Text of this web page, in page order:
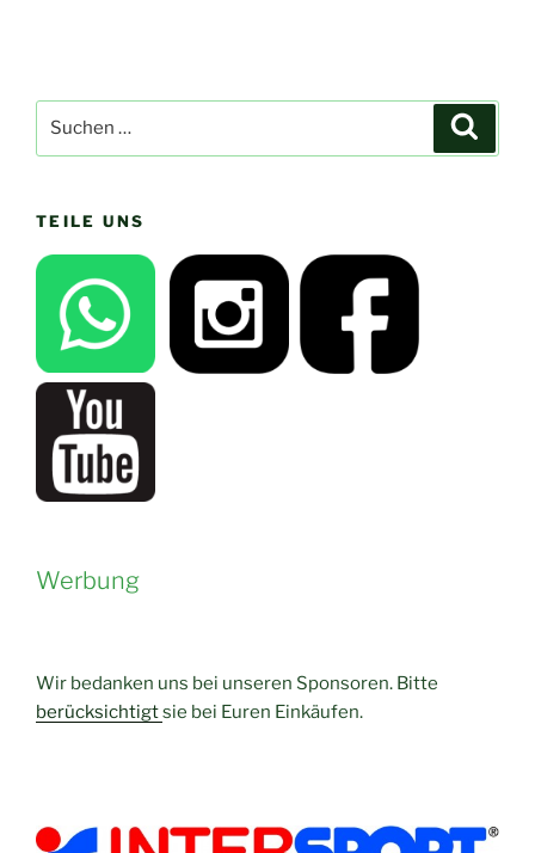
nach:
TEILE UNS
Werbung
Wir bedanken uns bei unseren Sponsoren. Bitte
berücksichtigtsie bei Euren Einkäufen.